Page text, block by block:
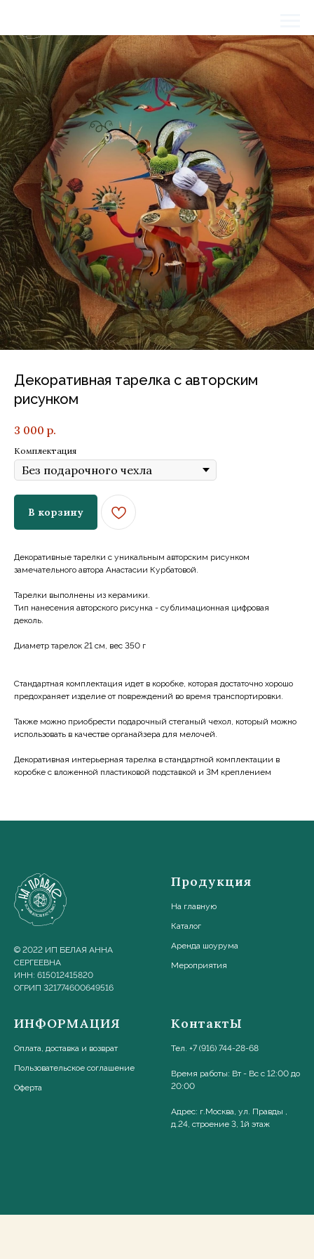
Декоративная тарелка с авторским
рисунком
3 000 р.
Комплектация
В корзину
Декоративные тарелки с уникальным авторским рисунком
замечательного автора Анастасии Курбатовой.
Тарелки выполнены из керамики.
Тип нанесения авторского рисунка - сублимационная цифровая
деколь.
Диаметр тарелок 21 см, вес 350 г
Стандартная комплектация идет в коробке, которая достаточно хорошо
предохраняет изделие от повреждений во время транспортировки.
Также можно приобрести подарочный стеганый чехол, который можно
использовать в качестве органайзера для мелочей.
Декоративная интерьерная тарелка в стандартной комплектации в
коробке с вложенной пластиковой подставкой и 3М креплением
© 2022 ИП БЕЛАЯ АННА
СЕРГЕЕВНА
ИНН: 615012415820
ОГРИП 321774600649516
Продукция
На главную
Каталог
Аренда шоурума
Мероприятия
ИНФОРМАЦИЯ
Оплата, доставка и возврат
Пользовательское соглашение
Оферта
КонтактЫ
Тел. +7 (916) 744-28-68
Время работы: Вт - Вс с 12:00 до
20:00
Адрес: г.Москва, ул. Правды ,
д.24, строение 3, 1й этаж